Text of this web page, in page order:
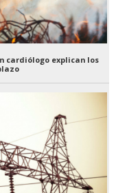
cardiólogo explican los